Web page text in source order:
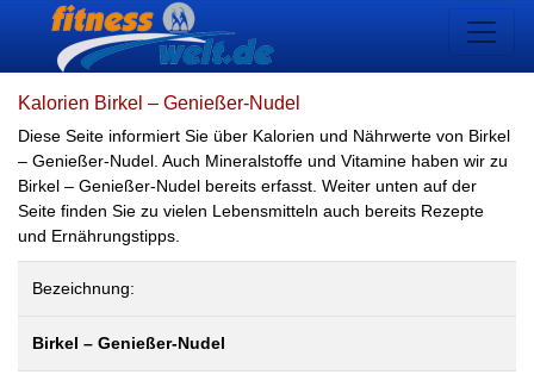
Kalorien Birkel – Genießer-Nudel
Diese Seite informiert Sie über Kalorien und Nährwerte von Birkel
– Genießer-Nudel. Auch Mineralstoffe und Vitamine haben wir zu
Birkel – Genießer-Nudel bereits erfasst. Weiter unten auf der
Seite finden Sie zu vielen Lebensmitteln auch bereits Rezepte
und Ernährungstipps.
Bezeichnung:
Birkel – Genießer-Nudel